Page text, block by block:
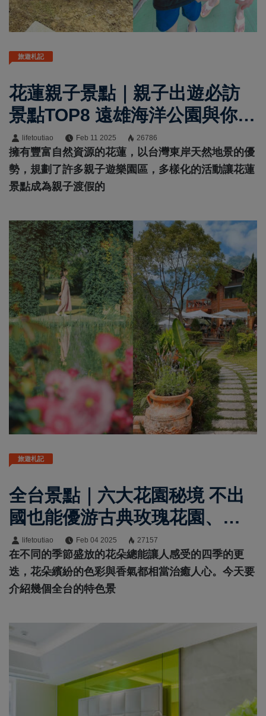
旅遊札記
花蓮親子景點｜親子出遊必訪
景點TOP8 遠雄海洋公園與你共
眠，日式月崖灣親子農場超好
拍
lifetoutiao Feb 11 2025 26786
擁有豐富自然資源的花蓮，以台灣東岸天然地景的優
勢，規劃了許多親子遊樂園區，多樣化的活動讓花蓮
景點成為親子渡假的
旅遊札記
全台景點｜六大花園秘境 不出
國也能優游古典玫瑰花園、歐
式城堡、日式庭院
lifetoutiao Feb 04 2025 27157
在不同的季節盛放的花朵總能讓人感受的四季的更
迭，花朵繽紛的色彩與香氣都相當治癒人心。今天要
介紹幾個全台的特色景